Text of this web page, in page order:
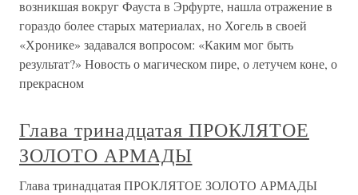
возникшая вокруг Фауста в Эрфурте, нашла отражение в
гораздо более старых материалах, но Хогель в своей
«Хронике» задавался вопросом: «Каким мог быть
результат?» Новость о магическом пире, о летучем коне, о
прекрасном
Глава тринадцатая ПРОКЛЯТОЕ
ЗОЛОТО АРМАДЫ
Глава тринадцатая ПРОКЛЯТОЕ ЗОЛОТО АРМАДЫ